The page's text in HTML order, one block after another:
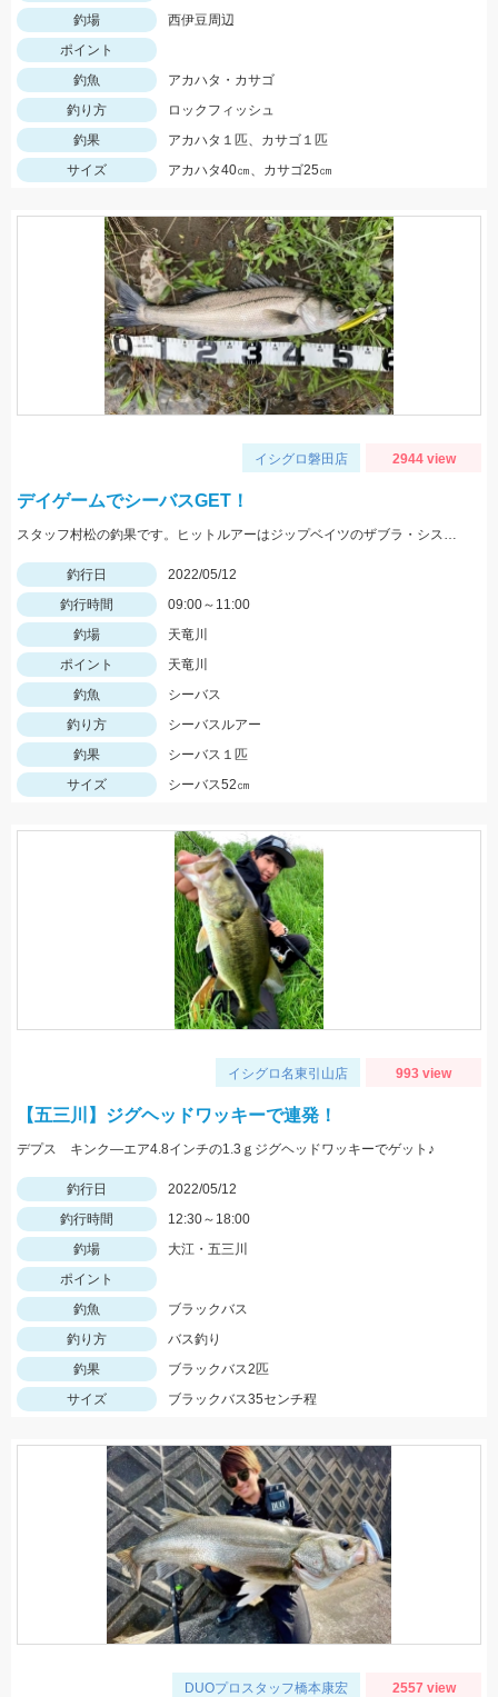
釣場
西伊豆周辺
ポイント
釣魚
アカハタ・カサゴ
釣り方
ロックフィッシュ
釣果
アカハタ１匹、カサゴ１匹
サイズ
アカハタ40㎝、カサゴ25㎝
イシグロ磐田店 2944 view
デイゲームでシーバスGET！
スタッフ村松の釣果です。ヒットルアーはジップベイツのザブラ・システムミノー9Fタイダルにて！
釣行日
2022/05/12
釣行時間
09:00～11:00
釣場
天竜川
ポイント
天竜川
釣魚
シーバス
釣り方
シーバスルアー
釣果
シーバス１匹
サイズ
シーバス52㎝
イシグロ名東引山店 993 view
【五三川】ジグヘッドワッキーで連発！
デプス キンク―エア4.8インチの1.3ｇジグヘッドワッキーでゲット♪
釣行日
2022/05/12
釣行時間
12:30～18:00
釣場
大江・五三川
ポイント
釣魚
ブラックバス
釣り方
バス釣り
釣果
ブラックバス2匹
サイズ
ブラックバス35センチ程
DUOプロスタッフ橋本康宏 2557 view